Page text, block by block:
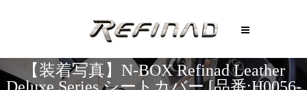
【装着写真】N-BOX Refinad Leather